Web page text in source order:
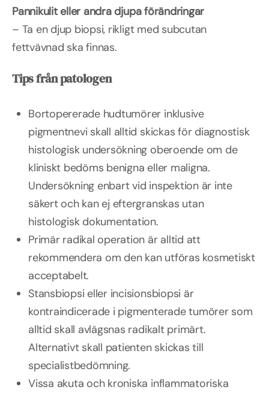
Pannikulit eller andra djupa förändringar
– Ta en djup biopsi, rikligt med subcutan
fettvävnad ska finnas.
Tips från patologen
Bortopererade hudtumörer inklusive
pigmentnevi skall alltid skickas för diagnostisk
histologisk undersökning oberoende om de
kliniskt bedöms benigna eller maligna.
Undersökning enbart vid inspektion är inte
säkert och kan ej eftergranskas utan
histologisk dokumentation.
Primär radikal operation är alltid att
rekommendera om den kan utföras kosmetiskt
acceptabelt.
Stansbiopsi eller incisionsbiopsi är
kontraindicerade i pigmenterade tumörer som
alltid skall avlägsnas radikalt primärt.
Alternativt skall patienten skickas till
specialistbedömning.
Vissa akuta och kroniska inflammatoriska